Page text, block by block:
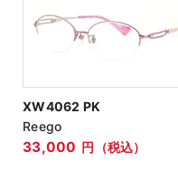
XW4062 PK
Reego
33,000 円（税込）